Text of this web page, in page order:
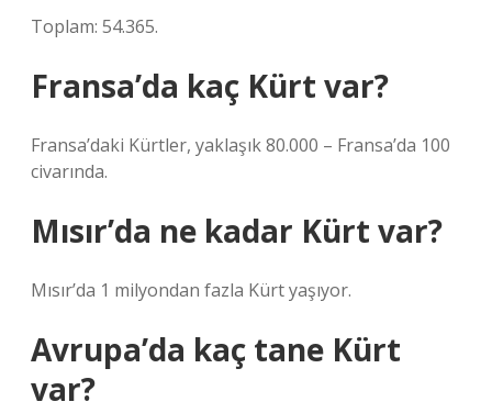
Toplam: 54.365.
Fransa’da kaç Kürt var?
Fransa’daki Kürtler, yaklaşık 80.000 – Fransa’da 100
civarında.
Mısır’da ne kadar Kürt var?
Mısır’da 1 milyondan fazla Kürt yaşıyor.
Avrupa’da kaç tane Kürt
var?